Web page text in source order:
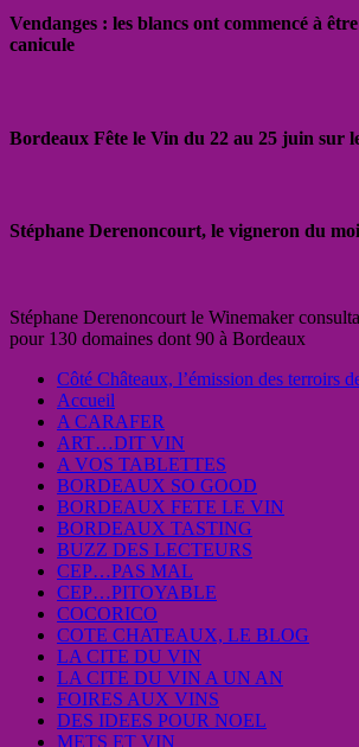
Vendanges : les blancs ont commencé à
canicule
Bordeaux Fête le Vin du 22 au 25 juin sur
Stéphane Derenoncourt, le vigneron du
Stéphane Derenoncourt le Winemaker
pour 130 domaines dont 90 à Bordeaux
Côté Châteaux, l’émission des terroirs
Accueil
A CARAFER
ART…DIT VIN
A VOS TABLETTES
BORDEAUX SO GOOD
BORDEAUX FETE LE VIN
BORDEAUX TASTING
BUZZ DES LECTEURS
CEP…PAS MAL
CEP…PITOYABLE
COCORICO
COTE CHATEAUX, LE BLOG
LA CITE DU VIN
LA CITE DU VIN A UN AN
FOIRES AUX VINS
DES IDEES POUR NOEL
METS ET VIN